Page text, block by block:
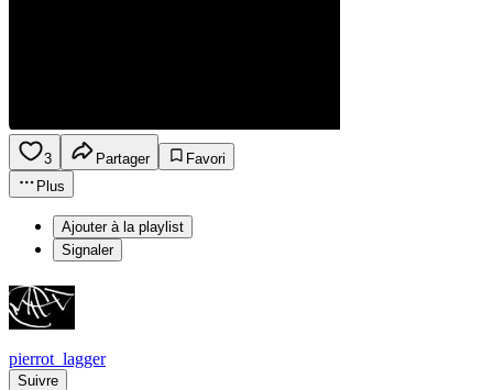
3 Partager
Favori
Plus
Ajouter à la playlist
Signaler
pierrot_lagger
Suivre